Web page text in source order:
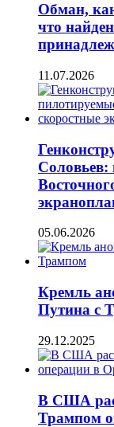
Обман,
что
11.07.2026
Соловьев:
05.06.2026
Кремль
Путина с
29.12.2025
В США
Трампом